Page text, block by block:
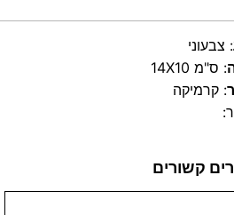
: צבעוני
: 14X10 ס"מ
:קרמיקה
קשורים